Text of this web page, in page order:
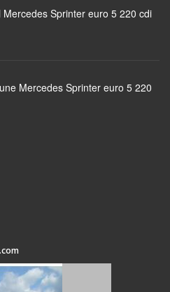
Mercedes Sprinter euro 5 220 cdi
Mercedes Sprinter euro 5 220